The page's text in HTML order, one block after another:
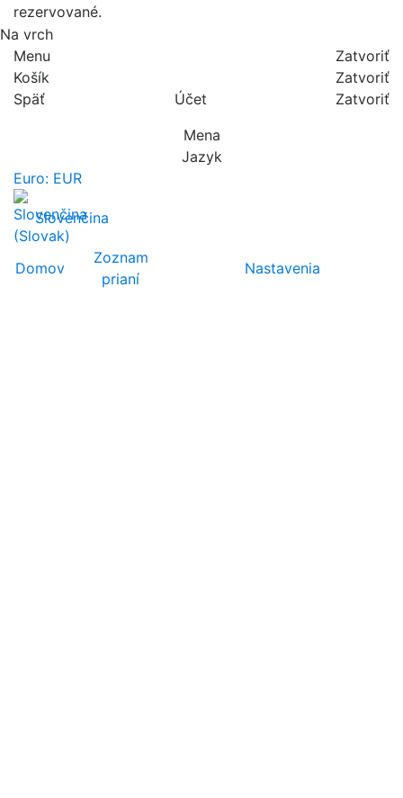
rezervované.
Na vrch
Menu
Zatvoriť
Košík
Zatvoriť
Späť
Účet
Zatvoriť
Mena
Jazyk
Euro: EUR
Slovenčina
Domov
Zoznam
prianí
Nastavenia